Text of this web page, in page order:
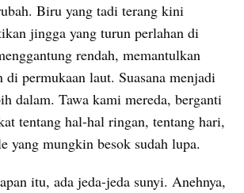
Biru yang tadi terang kini
jingga yang turun perlahan di
rendah, memantulkan
di permukaan laut. Suasana menjadi
dalam. Tawa kami mereda, berganti
tentang hal-hal ringan, tentang hari,
yang mungkin besok sudah lupa.
itu, ada jeda-jeda sunyi. Anehnya,